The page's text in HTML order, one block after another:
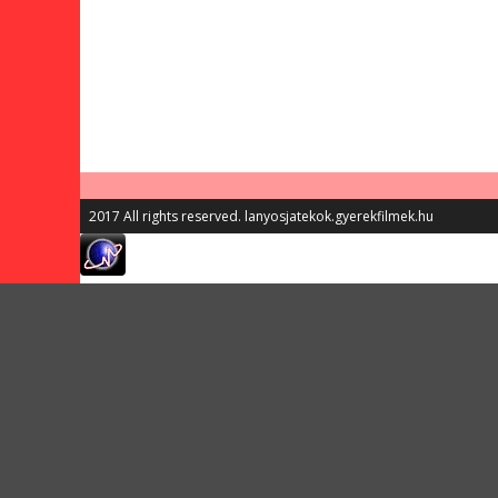
2017 All rights reserved. lanyosjatekok.gyerekfilmek.hu